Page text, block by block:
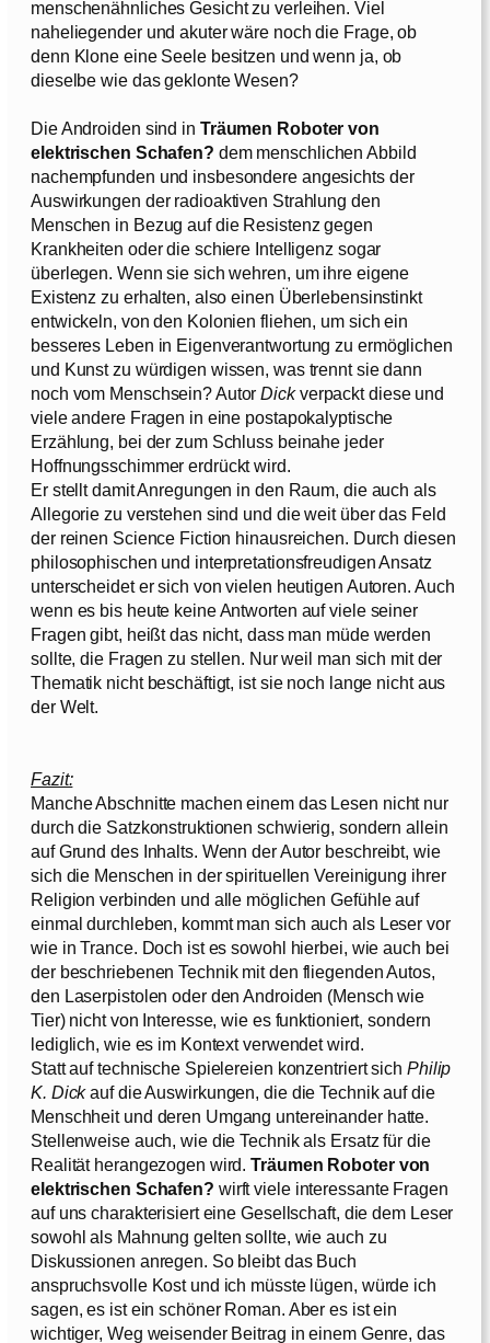
menschenähnliches Gesicht zu verleihen. Viel
naheliegender und akuter wäre noch die Frage, ob
denn Klone eine Seele besitzen und wenn ja, ob
dieselbe wie das geklonte Wesen?
Die Androiden sind in Träumen Roboter von
elektrischen Schafen? dem menschlichen Abbild
nachempfunden und insbesondere angesichts der
Auswirkungen der radioaktiven Strahlung den
Menschen in Bezug auf die Resistenz gegen
Krankheiten oder die schiere Intelligenz sogar
überlegen. Wenn sie sich wehren, um ihre eigene
Existenz zu erhalten, also einen Überlebensinstinkt
entwickeln, von den Kolonien fliehen, um sich ein
besseres Leben in Eigenverantwortung zu ermöglichen
und Kunst zu würdigen wissen, was trennt sie dann
noch vom Menschsein? AutorDickverpackt diese und
viele andere Fragen in eine postapokalyptische
Erzählung, bei der zum Schluss beinahe jeder
Hoffnungsschimmer erdrückt wird.
Er stellt damit Anregungen in den Raum, die auch als
Allegorie zu verstehen sind und die weit über das Feld
der reinen Science Fiction hinausreichen. Durch diesen
philosophischen und interpretationsfreudigen Ansatz
unterscheidet er sich von vielen heutigen Autoren. Auch
wenn es bis heute keine Antworten auf viele seiner
Fragen gibt, heißt das nicht, dass man müde werden
sollte, die Fragen zu stellen. Nur weil man sich mit der
Thematik nicht beschäftigt, ist sie noch lange nicht aus
der Welt.
Fazit:
Manche Abschnitte machen einem das Lesen nicht nur
durch die Satzkonstruktionen schwierig, sondern allein
auf Grund des Inhalts. Wenn der Autor beschreibt, wie
sich die Menschen in der spirituellen Vereinigung ihrer
Religion verbinden und alle möglichen Gefühle auf
einmal durchleben, kommt man sich auch als Leser vor
wie in Trance. Doch ist es sowohl hierbei, wie auch bei
der beschriebenen Technik mit den fliegenden Autos,
den Laserpistolen oder den Androiden (Mensch wie
Tier) nicht von Interesse, wie es funktioniert, sondern
lediglich, wie es im Kontext verwendet wird.
Statt auf technische Spielereien konzentriert sich Philip
K. Dickauf die Auswirkungen, die die Technik auf die
Menschheit und deren Umgang untereinander hatte.
Stellenweise auch, wie die Technik als Ersatz für die
Realität herangezogen wird.Träumen Roboter von
elektrischen Schafen? wirft viele interessante Fragen
auf uns charakterisiert eine Gesellschaft, die dem Leser
sowohl als Mahnung gelten sollte, wie auch zu
Diskussionen anregen. So bleibt das Buch
anspruchsvolle Kost und ich müsste lügen, würde ich
sagen, es ist ein schöner Roman. Aber es ist ein
wichtiger, Weg weisender Beitrag in einem Genre, das